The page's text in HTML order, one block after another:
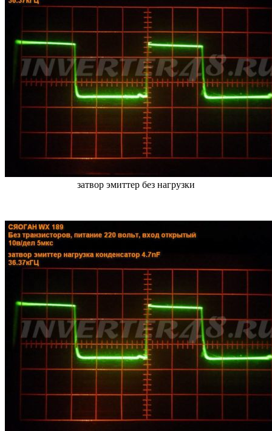
затвор эмиттер без нагрузки